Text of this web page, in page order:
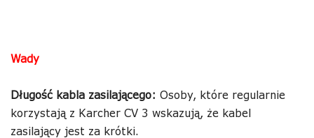
Wady
Długość kabla zasilającego: Osoby, które regularnie
korzystają z Karcher CV 3 wskazują, że kabel
zasilający jest za krótki.